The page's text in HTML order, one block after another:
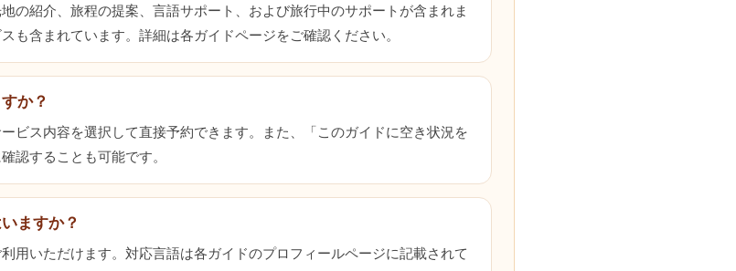
の紹介、旅程の提案、言語サポート、および旅行中のサポートが含まれま
も含まれています。詳細は各ガイドページをご確認ください。
か？
ビス内容を選択して直接予約できます。また、「このガイドに空き状況を
認することも可能です。
ますか？
用いただけます。対応言語は各ガイドのプロフィールページに記載されて